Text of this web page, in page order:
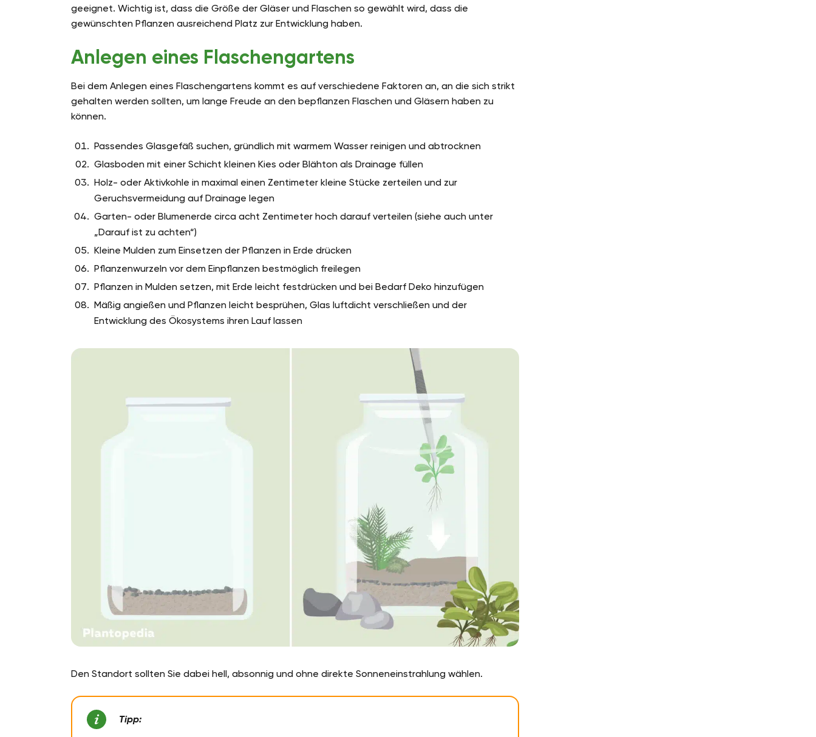
geeignet. Wichtig ist, dass die Größe der Gläser und Flaschen so gewählt wird, dass die
gewünschten Pflanzen ausreichend Platz zur Entwicklung haben.
Anlegen eines Flaschengartens
Bei dem Anlegen eines Flaschengartens kommt es auf verschiedene Faktoren an, an die sich strikt
gehalten werden sollten, um lange Freude an den bepflanzen Flaschen und Gläsern haben zu
können.
Passendes Glasgefäß suchen, gründlich mit warmem Wasser reinigen und abtrocknen
Glasboden mit einer Schicht kleinen Kies oder Blähton als Drainage füllen
Holz- oder Aktivkohle in maximal einen Zentimeter kleine Stücke zerteilen und zur
Geruchsvermeidung auf Drainage legen
Garten- oder Blumenerde circa acht Zentimeter hoch darauf verteilen (siehe auch unter
„Darauf ist zu achten“)
Kleine Mulden zum Einsetzen der Pflanzen in Erde drücken
Pflanzenwurzeln vor dem Einpflanzen bestmöglich freilegen
Pflanzen in Mulden setzen, mit Erde leicht festdrücken und bei Bedarf Deko hinzufügen
Mäßig angießen und Pflanzen leicht besprühen, Glas luftdicht verschließen und der
Entwicklung des Ökosystems ihren Lauf lassen
Den Standort sollten Sie dabei hell, absonnig und ohne direkte Sonneneinstrahlung wählen.
Tipp: